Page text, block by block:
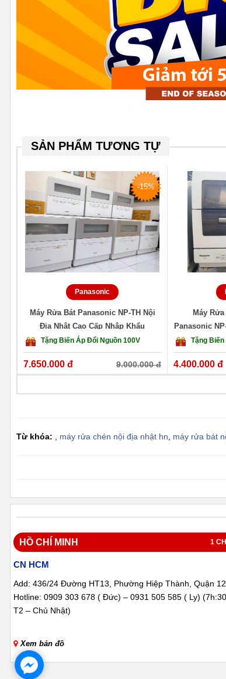
Máy rửa bát nội địa
Công suất: Rửa 6-8 bộ chén bát, phù hợp gia đình 4-6
Kích thước: nhỏ gọn, dễ lắp đặt trên kệ bếp hoặc âm tủ.
Màu sắc: Trắng ngọc trai sang trọng và xám chì dễ phối
Tại sao nên mua máy rửa bát Panasonic NP-TZ300
- Tiết kiệm nước: Chỉ tiêu hao 8-11 lít nước/lần rửa, tiết
- An toàn tuyệt đối: Đảm bảo vệ sinh, diệt khuẩn, an
------>>>> Xem thêm:Báo giá máy rửa bát nội địa
Đặt Mua Ngay máy rửa bát NP-TZ300 ở đâu uy tín,
Hiện tại QV Shop máy rửa chén đang cung cấp máy
khẩu chính hãng, bảo hành dài hạn, hỗ trợ lắp đặt tận
Liên hệ ngay hôm nay để nhận báo giá tốt
Thông tin liên hệ:
Địa chỉ: 436/24 đường Hiệp Thành 13, P. Hiệp Thành,
Gọi mua hàng: 0909 303 678 – 0931 505 585 (7h:30 -
Website:shopmayruachen.com
SẢN PHẨM TƯƠNG TỰ
-15%
Panasonic
Máy Rửa Bát Panasonic NP-TH Nội
Địa Nhật Cao Cấp Nhập Khẩu
Tặng Biến Áp Đổi Nguồn 100V
7.650.000 đ 9.000.000 đ
Máy
Panasonic
Tặng
4.400.000 đ
Từ khóa: máy rửa chén nội địa nhật hn máy rửa bát
HỒ CHÍ MINH 1
CN HCM
Add: 436/24 Đường HT13, Phường Hiệp Thành, Quận
Hotline: 0909 303 678 ( Đức) – 0931 505 585 ( Ly)
T2 – Chủ Nhật)
Xem bản đồ